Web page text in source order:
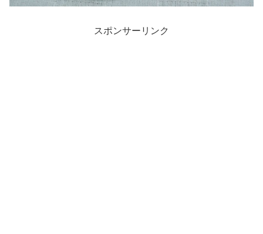
スポンサーリンク